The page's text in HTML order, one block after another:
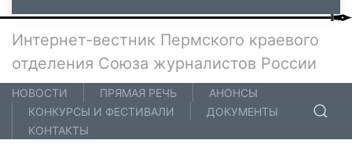
Интернет-вестник Пермского краевого
отделения Союза журналистов России
НОВОСТИ ПРЯМАЯ РЕЧЬ
АНОНСЫ
КОНКУРСЫ И ФЕСТИВАЛИ
ДОКУМЕНТЫ
КОНТАКТЫ